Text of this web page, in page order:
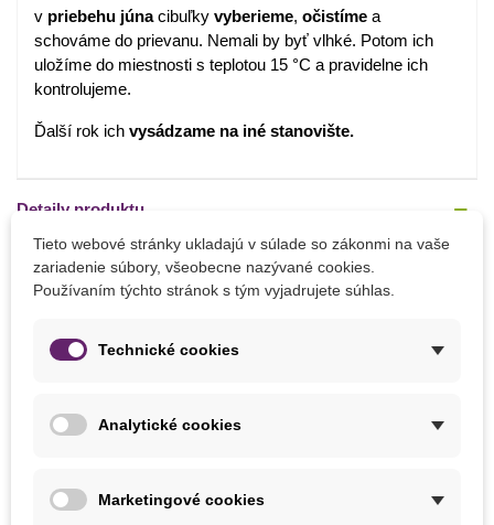
v priebehu júnacibuľky vyberieme, očistíme a
schováme do prievanu. Nemali by byť vlhké. Potom ich
uložíme do miestnosti s teplotou 15 °C a pravidelne ich
kontrolujeme.
Ďalší rok ich vysádzame na iné stanovište.
Detaily produktu
PARAMETRE
Výška Rastliny
Výsadba
Výrobca
Tieto webové stránky ukladajú v súlade so zákonmi na vaše
zariadenie súbory, všeobecne nazývané cookies.
Používaním týchto stránok s tým vyjadrujete súhlas.
Technické cookies
Analytické cookies
Marketingové cookies